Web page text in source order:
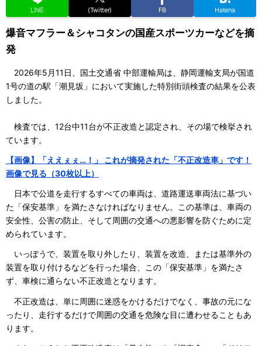
LINE (Twitter) FB Hatena
爆音マフラー＆シャコタンの国産スポーツカーなどを摘
発
2026年5月11日、国土交通省 中部運輸局は、静岡運輸支局が国道
1号の道の駅「潮見坂」において実施した特別街頭検査の結果を公表
しました。
検査では、12台中11台が不正改造と認定され、その場で検挙され
ています。
【画像】「ええぇぇ…！」 これが摘発された「不正改造車」です！
画像で見る（30枚以上）
日本で公道を走行するすべての車両は、道路運送車両法に基づい
た「保安基準」を満たさなければなりません。この基準は、車両の
安全性、公害の防止、そして周囲の交通への悪影響を防ぐために定
められています。
いっぽうで、装置を取り外したり、装置を改造、または基準外の
装置を取り付けるなどを行った場合、この「保安基準」を満たさ
ず、車検に通らない不正改造となります。
不正改造は、単に周囲に迷惑をかけるだけでなく、事故の元にな
ったり、走行するだけで周囲の交通を危険な目に遭わせることもあ
ります。